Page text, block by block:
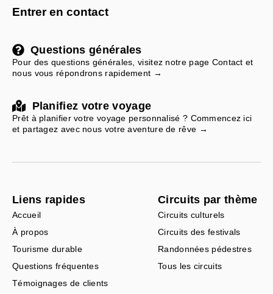
Entrer en contact
Questions générales
Pour des questions générales, visitez notre page Contact et
nous vous répondrons rapidement →
Planifiez votre voyage
Prêt à planifier votre voyage personnalisé ? Commencez ici
et partagez avec nous votre aventure de rêve →
Liens rapides
Accueil
À propos
Tourisme durable
Questions fréquentes
Témoignages de clients
Circuits par thème
Circuits culturels
Circuits des festivals
Randonnées pédestres
Tous les circuits